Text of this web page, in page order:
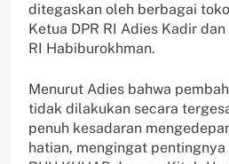
ditegaskan oleh berbagai
Ketua DPR RI Adies Kadir
RI Habiburokhman.
Menurut Adies bahwa
tidak dilakukan secara
penuh kesadaran
hatian, mengingat